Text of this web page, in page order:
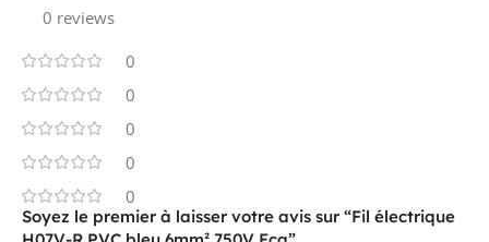
0 reviews
0
0
0
0
0
Soyez le premier à laisser votre avis sur “Fil électrique